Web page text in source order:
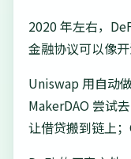
2020 年左右，
金融协议可以像开
Uniswap 用自动
MakerDAO 尝试
让借贷搬到链上